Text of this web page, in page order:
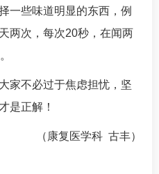
一些味道明显的东西，例
两次，每次20秒，在闻两
家不必过于焦虑担忧，坚
是正解！
（ 康复医学科 古丰）